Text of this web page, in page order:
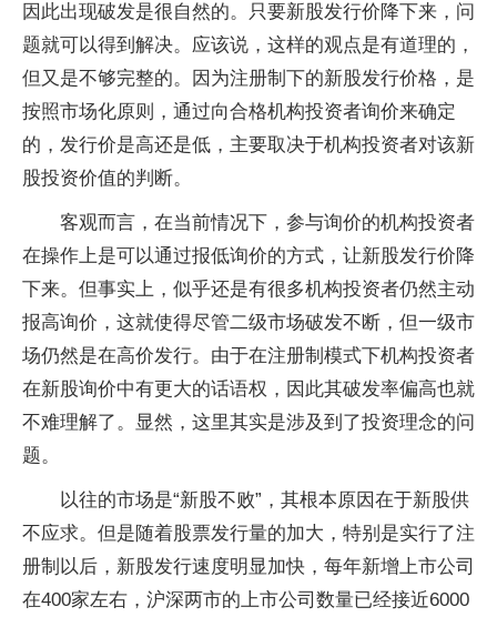
因此出现破发是很自然的。只要新股发行价降下来，问
题就可以得到解决。应该说，这样的观点是有道理的，
但又是不够完整的。因为注册制下的新股发行价格，是
按照市场化原则，通过向合格机构投资者询价来确定
的，发行价是高还是低，主要取决于机构投资者对该新
股投资价值的判断。
客观而言，在当前情况下，参与询价的机构投资者
在操作上是可以通过报低询价的方式，让新股发行价降
下来。但事实上，似乎还是有很多机构投资者仍然主动
报高询价，这就使得尽管二级市场破发不断，但一级市
场仍然是在高价发行。由于在注册制模式下机构投资者
在新股询价中有更大的话语权，因此其破发率偏高也就
不难理解了。显然，这里其实是涉及到了投资理念的问
题。
以往的市场是“新股不败”，其根本原因在于新股供
不应求。但是随着股票发行量的加大，特别是实行了注
册制以后，新股发行速度明显加快，每年新增上市公司
在400家左右，沪深两市的上市公司数量已经接近6000